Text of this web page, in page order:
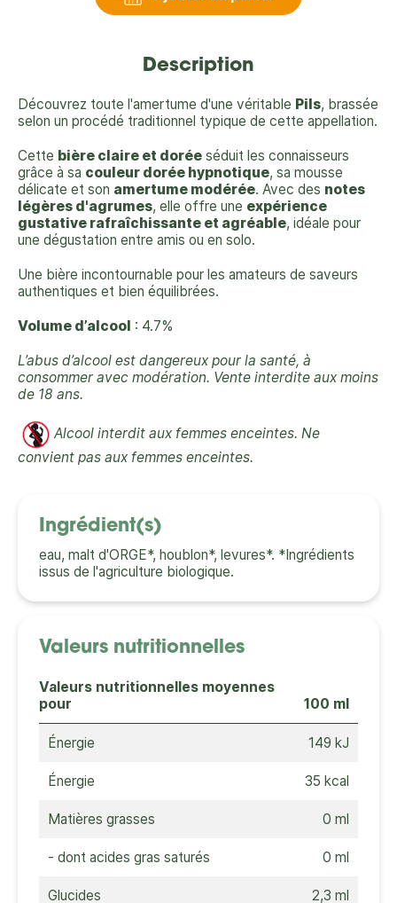
Description
Découvrez toute l'amertume d'une véritable Pils, brassée
selon un procédé traditionnel typique de cette appellation.
Cette bière claire et dorée séduit les connaisseurs
grâce à sa couleur dorée hypnotique, sa mousse
délicate et son amertume modérée. Avec des notes
légères d'agrumes, elle offre une expérience
gustative rafraîchissante et agréable, idéale pour
une dégustation entre amis ou en solo.
Une bière incontournable pour les amateurs de saveurs
authentiques et bien équilibrées.
Volume d’alcool : 4.7%
L’abus d’alcool est dangereux pour la santé, à
consommer avec modération. Vente interdite aux moins
de 18 ans.
Alcool interdit aux femmes enceintes. Ne
convient pas aux femmes enceintes.
Ingrédient(s)
eau, malt d'ORGE*, houblon*, levures*. *Ingrédients
issus de l'agriculture biologique.
Valeurs nutritionnelles
Valeurs nutritionnelles moyennes
pour
100 ml
Énergie 149 kJ
Énergie 35 kcal
Matières grasses 0 ml
- dont acides gras saturés 0 ml
Glucides 2,3 ml